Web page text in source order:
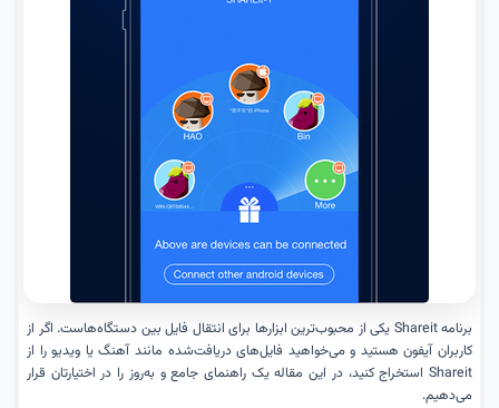
برنامه Shareit یکی از محبوب‌ترین ابزارها برای انتقال فایل بین دستگاه‌هاست. اگر از
کاربران آیفون هستید و می‌خواهید فایل‌های دریافت‌شده مانند آهنگ یا ویدیو را از
Shareit استخراج کنید، در این مقاله یک راهنمای جامع و به‌روز را در اختیارتان قرار
می‌دهیم.